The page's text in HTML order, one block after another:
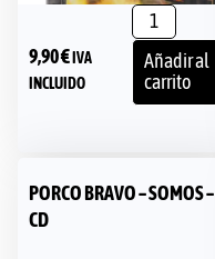
9,90€ IVA
INCLUIDO
Añadir al
carrito
PORCO BRAVO – SOMOS –
CD